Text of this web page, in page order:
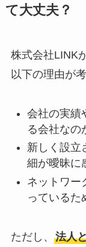
て大丈夫？
株式会社LINK
以下の理由が
会社の実績
る会社なの
新しく設立
細が曖昧に
ネットワー
っているた
ただし、 法人